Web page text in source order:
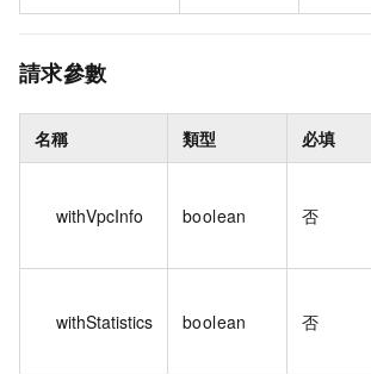
請求參數
名稱 類型 必填
withVpcInfo boolean 否
withStatistics boolean 否